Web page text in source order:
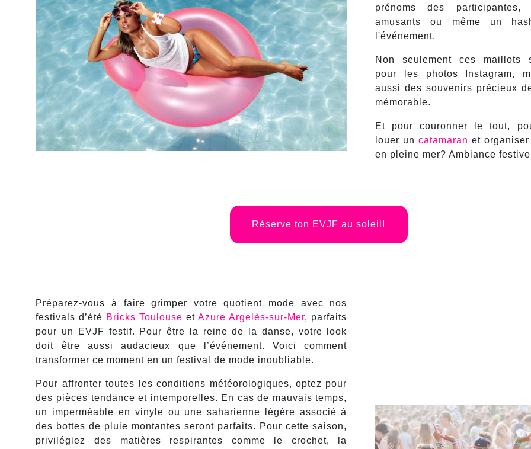
prénoms des participantes,
amusants ou même un
l'événement.
Non seulement ces maillots
pour les photos Instagram,
aussi des souvenirs précieux
mémorable.
Et pour couronner le tout,
louer un catamaran et organiser
en pleine mer? Ambiance
Réserve ton EVJF au soleil!
Préparez-vous à faire grimper votre quotient mode avec nos
festivals d’été Bricks Toulouse etAzure Argelès-sur-Mer, parfaits
pour un EVJF festif. Pour être la reine de la danse, votre look
doit être aussi audacieux que l’événement. Voici comment
transformer ce moment en un festival de mode inoubliable.
Pour affronter toutes les conditions météorologiques, optez pour
des pièces tendance et intemporelles. En cas de mauvais temps,
un imperméable en vinyle ou une saharienne légère associé à
des bottes de pluie montantes seront parfaits. Pour cette saison,
privilégiez des matières respirantes comme le crochet, la